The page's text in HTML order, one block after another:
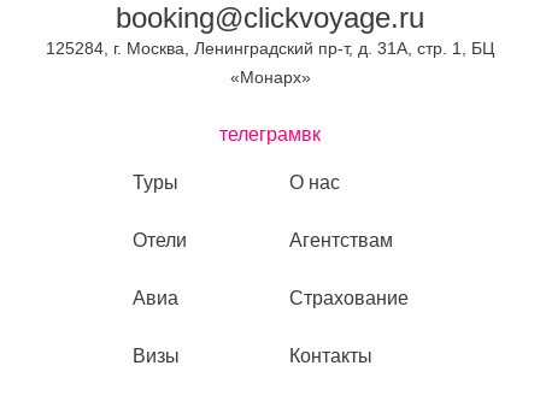
Туры
Отели
Авиа
Визы
О нас
Агентствам
Страхование
Контакты
booking@clickvoyage.ru
125284, г. Москва, Ленинградский пр-т, д. 31А, стр. 1, БЦ
«Монарх»
телеграмвк